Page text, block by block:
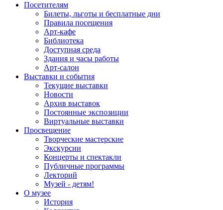
Посетителям
Билеты, льготы и бесплатные дни
Правила посещения
Арт-кафе
Библиотека
Доступная среда
Здания и часы работы
Арт-салон
Выставки и события
Текущие выставки
Новости
Архив выставок
Постоянные экспозиции
Виртуальные выставки
Просвещение
Творческие мастерские
Экскурсии
Концерты и спектакли
Публичные программы
Лекторий
Музей - детям!
О музее
История